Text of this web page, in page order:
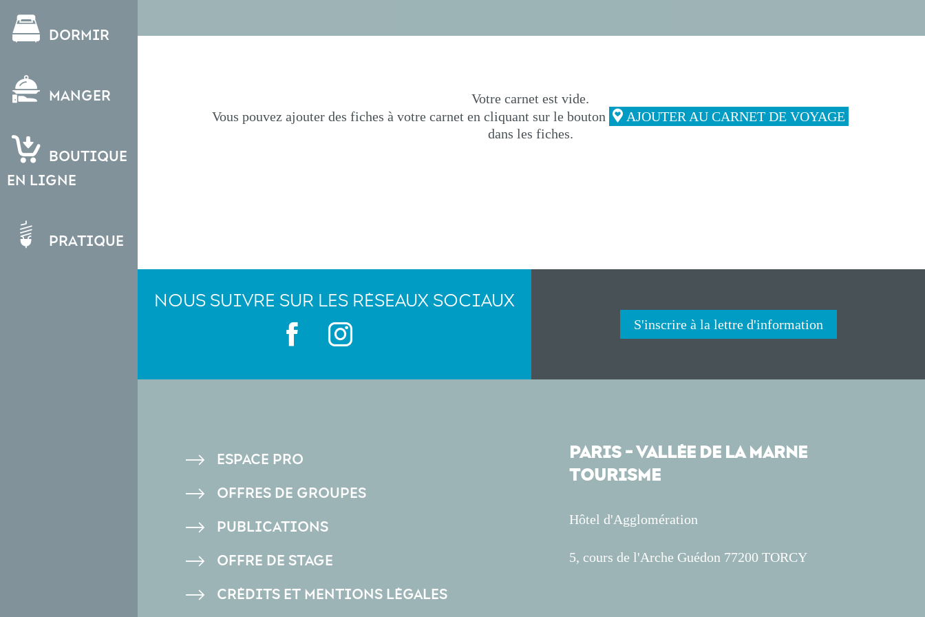
Dormir
Manger
Boutique
en ligne
Pratique
Votre carnet est vide.
Vous pouvez ajouter des fiches à votre carnet en cliquant sur le bouton
AJOUTER AU CARNET DE VOYAGE
dans les fiches.
NOUS SUIVRE SUR LES RÉSEAUX SOCIAUX
S'inscrire à la lettre d'information
PIED
DE
ESPACE PRO
OFFRES DE GROUPES
PUBLICATIONS
OFFRE DE STAGE
CRÉDITS ET MENTIONS LÉGALES
PARIS - VALLÉE DE LA MARNE
TOURISME
Hôtel d'Agglomération
5, cours de l'Arche Guédon 77200 TORCY